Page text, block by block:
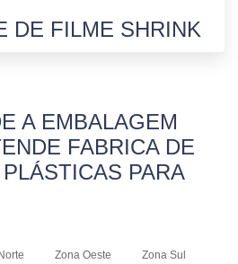
DE FILME SHRINK
A EMBALAGEM
FABRICA DE
PARA
Zona Oeste Zona Sul